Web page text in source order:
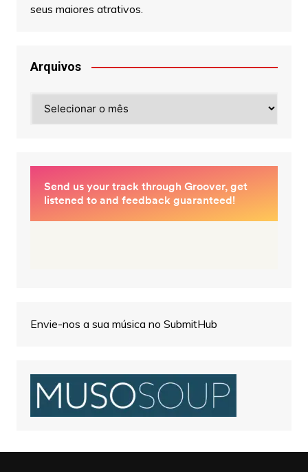
seus maiores atrativos.
Arquivos
Envie-nos a sua música no SubmitHub